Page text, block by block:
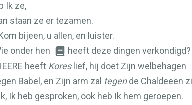
Ik ze,
staan ze er tezamen.
bijeen, u allen, en luister.
onder hen
heeft deze dingen verkondigd?
heeft Koreslief, hij doet Zijn welbehagen
Babel, en Zijn arm zal tegende Chaldeeën
Ik, Ik heb gesproken, ook heb Ik hem geroepen.